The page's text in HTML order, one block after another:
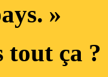
»
tout ça ?